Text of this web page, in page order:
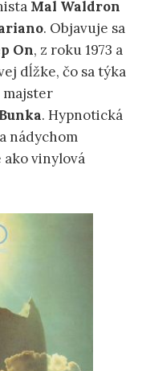
Mal Waldron
. Objavuje sa
On, z roku 1973 a
dĺžke, čo sa týka
majster
. Hypnotická
nádychom
vinylová